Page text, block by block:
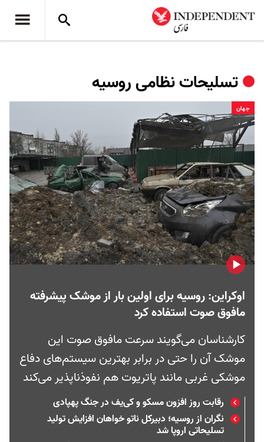
تسلیحات نظامی روسیه
جهان
اوکراین: روسیه برای اولین بار از موشک پیشرفته
مافوق صوت استفاده کرد
کارشناسان می‌گویند سرعت مافوق صوت این
موشک آن را حتی در برابر بهترین سیستم‌های دفاع‌
موشکی غربی مانند پاتریوت هم نفوذناپذیر می‌کند
رقابت روز افزون مسکو و کی‌يف در جنگ پهپادی
نگران از روسیه؛ دبیرکل ناتو خواهان افزایش تولید
تسلیحاتی اروپا شد